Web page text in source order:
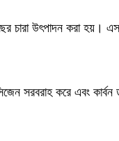
চারা উৎপাদন করা
সরবরাহ করে এবং